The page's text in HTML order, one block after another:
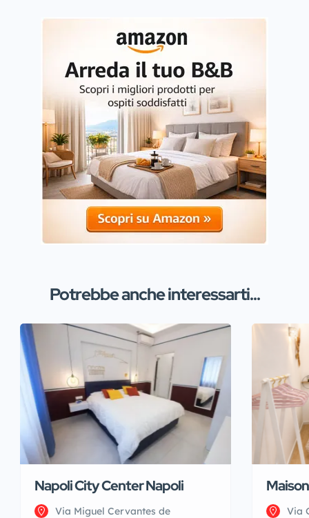
Potrebbe anche interessarti...
Napoli City Center Napoli
Via Miguel Cervantes de
Via